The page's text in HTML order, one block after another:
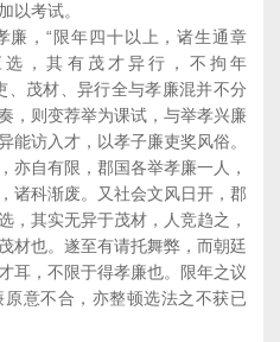
以考试。
廉，“限年四十以上，诸生通章
，其有茂才异行，不拘年
、茂材、异行全与孝廉混并不分
，则变荐举为课试，与举孝兴廉
能访入才，以孝子廉吏奖风俗。
亦自有限，郡国各举孝廉一人，
诸科渐废。又社会文风日开，郡
，其实无异于茂材，人竞趋之，
材也。遂至有请托舞弊，而朝廷
耳，不限于得孝廉也。限年之议
意不合，亦整顿选法之不获已